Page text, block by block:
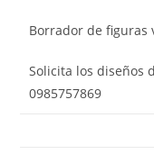
Borrador de figuras
Solicita los diseños
0985757869